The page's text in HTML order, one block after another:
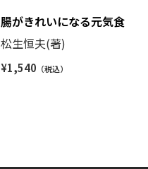
腸がきれいになる元気食
松生恒夫(著)
¥1,540